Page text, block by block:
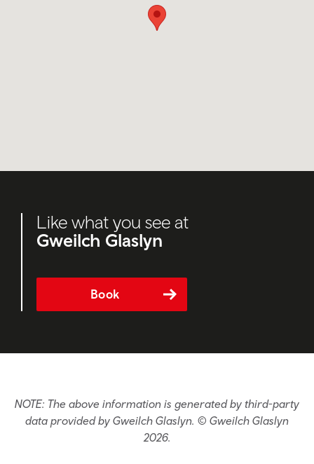
Like what you see at
Gweilch Glaslyn
Book
NOTE: The above information is generated by third-party
data provided by Gweilch Glaslyn. © Gweilch Glaslyn
2026.